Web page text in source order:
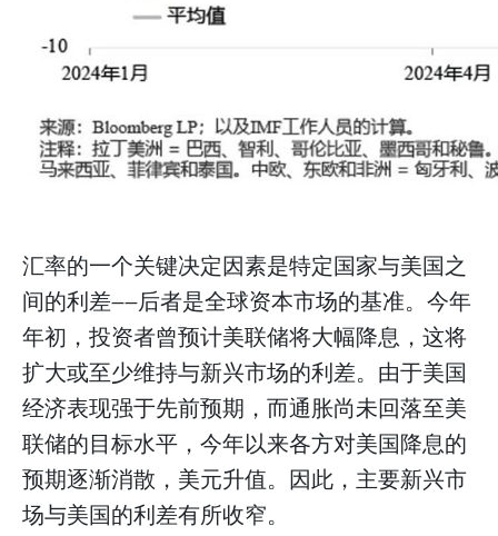
汇率的一个关键决定因素是特定国家与美国之
间的利差——后者是全球资本市场的基准。今年
年初，投资者曾预计美联储将大幅降息，这将
扩大或至少维持与新兴市场的利差。由于美国
经济表现强于先前预期，而通胀尚未回落至美
联储的目标水平，今年以来各方对美国降息的
预期逐渐消散，美元升值。因此，主要新兴市
场与美国的利差有所收窄。